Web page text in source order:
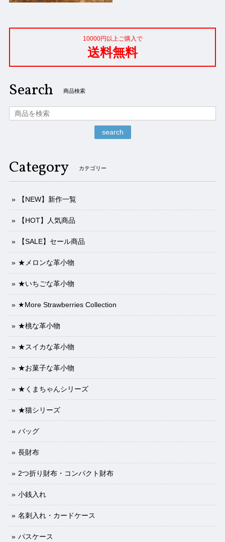
10000円以上ご購入で
送料無料
Search 商品検索
search
Category カテゴリー
【NEW】新作一覧
【HOT】人気商品
【SALE】セール商品
★メロンな革小物
★いちごな革小物
★More Strawberries Collection
★桃な革小物
★スイカな革小物
★お菓子な革小物
★くまちゃんシリーズ
★猫シリーズ
バッグ
長財布
2つ折り財布・コンパクト財布
小銭入れ
名刺入れ・カードケース
パスケース